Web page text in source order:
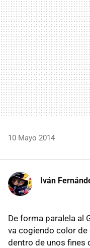
10 Mayo 2014
Iván
De forma paralela al
va cogiendo color de
dentro de unos fines